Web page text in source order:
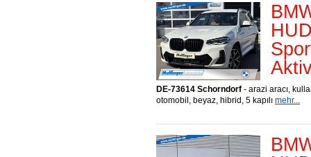
DE-73614 Schorndorf - arazi aracı,
otomobil, beyaz, hibrid, 5 kapılı mehr...